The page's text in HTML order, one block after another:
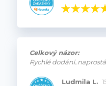
Celkový názor:
Rychlé
Ludmila L.